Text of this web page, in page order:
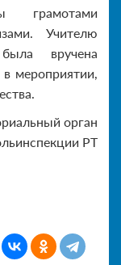
грамотами
Учителю
вручена
в мероприятии,
орган
РТ